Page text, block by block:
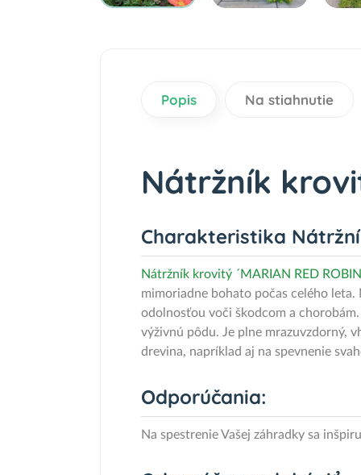
Popis Na stiahnutie
Nátržník
Charakteristika
Nátržník krovitý ´MARIAN RED
mimoriadne bohato počas celého
odolnosťou voči škodcom a
výživnú pôdu. Je plne mrazuvzdorný,
drevina, napríklad aj na spevnenie
Odporúčania:
Na spestrenie Vašej záhradky sa